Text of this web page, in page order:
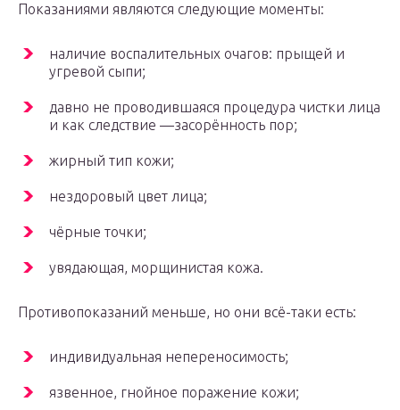
Показаниями являются следующие моменты:
наличие воспалительных очагов: прыщей и
угревой сыпи;
давно не проводившаяся процедура чистки лица
и как следствие —засорённость пор;
жирный тип кожи;
нездоровый цвет лица;
чёрные точки;
увядающая, морщинистая кожа.
Противопоказаний меньше, но они всё-таки есть:
индивидуальная непереносимость;
язвенное, гнойное поражение кожи;